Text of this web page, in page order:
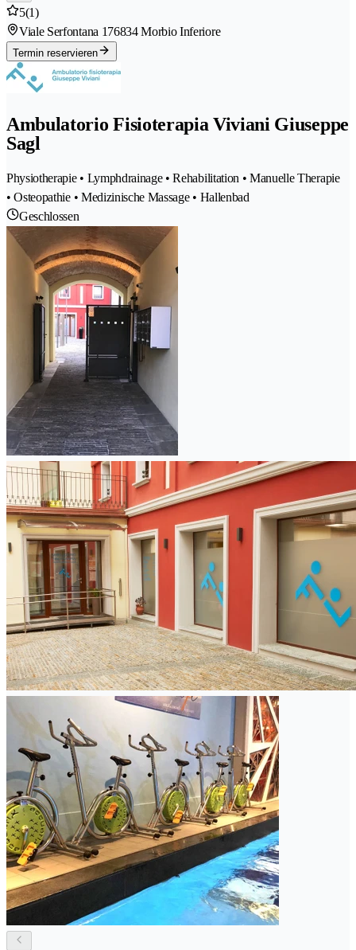
5(1)
Viale Serfontana 176834 Morbio Inferiore
Termin reservieren
Ambulatorio Fisioterapia Viviani Giuseppe
Sagl
Physiotherapie • Lymphdrainage • Rehabilitation • Manuelle Therapie
• Osteopathie • Medizinische Massage • Hallenbad
Geschlossen